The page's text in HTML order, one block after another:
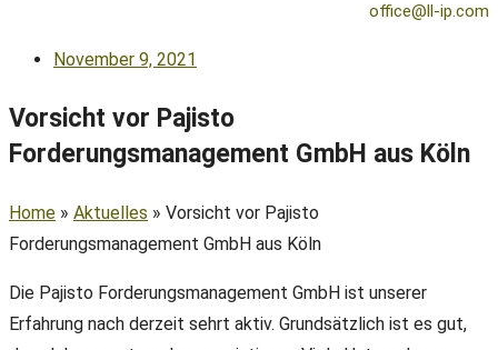
office@ll-ip.com
November 9, 2021
Vorsicht vor Pajisto
Forderungsmanagement GmbH aus Köln
Home » Aktuelles » Vorsicht vor Pajisto
Forderungsmanagement GmbH aus Köln
Die Pajisto Forderungsmanagement GmbH ist unserer
Erfahrung nach derzeit sehrt aktiv. Grundsätzlich ist es gut,